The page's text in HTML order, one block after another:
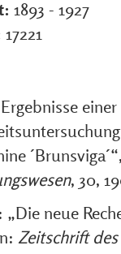
1893 - 1927
17221
einer
, 30,
„Die neue
Zeitschrift des